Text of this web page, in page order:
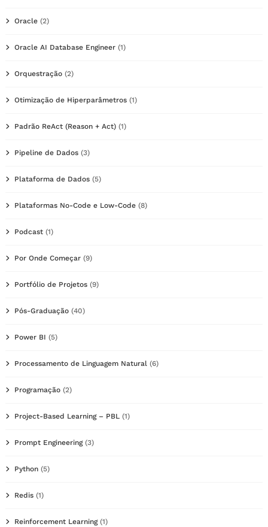
Oracle (2)
Oracle AI Database Engineer (1)
Orquestração (2)
Otimização de Hiperparâmetros (1)
Padrão ReAct (Reason + Act) (1)
Pipeline de Dados (3)
Plataforma de Dados (5)
Plataformas No-Code e Low-Code (8)
Podcast (1)
Por Onde Começar (9)
Portfólio de Projetos (9)
Pós-Graduação (40)
Power BI (5)
Processamento de Linguagem Natural (6)
Programação (2)
Project-Based Learning – PBL (1)
Prompt Engineering(3)
Python (5)
Redis (1)
Reinforcement Learning(1)